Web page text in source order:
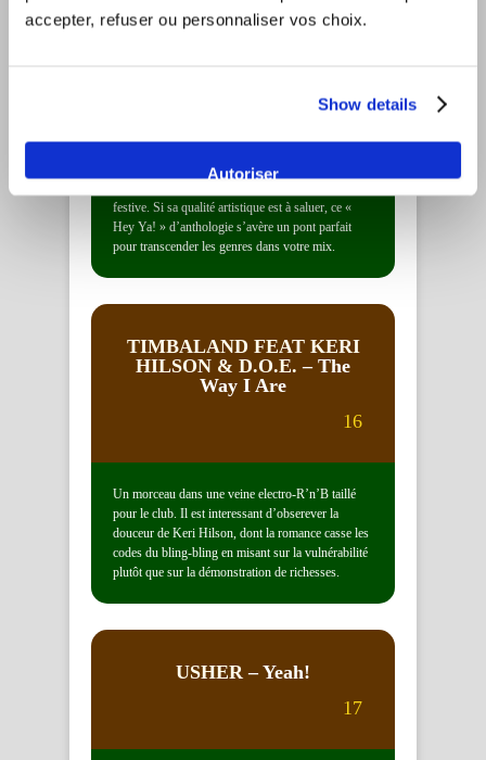
accepter, refuser ou personnaliser vos choix.
Show details
Autoriser
15
Un bijou d’hybridation pop-funk qui fait exploser
festive. Si sa qualité artistique est à saluer, ce «
Hey Ya! » d’anthologie s’avère un pont parfait
pour transcender les genres dans votre mix.
TIMBALAND FEAT KERI
HILSON & D.O.E. – The
Way I Are
16
Un morceau dans une veine electro-R’n’B taillé
pour le club. Il est interessant d’obserever la
douceur de Keri Hilson, dont la romance casse les
codes du bling-bling en misant sur la vulnérabilité
plutôt que sur la démonstration de richesses.
USHER – Yeah!
17